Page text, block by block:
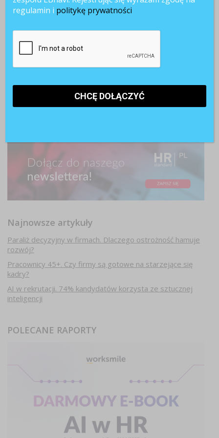
Najnowsze artykuły
Paraliż decyzyjny w firmach. Dlaczego ostrożność hamuje
rozwój?
Pracownicy 45+. Czy firmy są gotowe na starzejące się
kadry?
AI w rekrutacji. 74% kandydatów korzysta ze sztucznej
inteligencji
POLECANE RAPORTY
regulamin i politykę prywatności